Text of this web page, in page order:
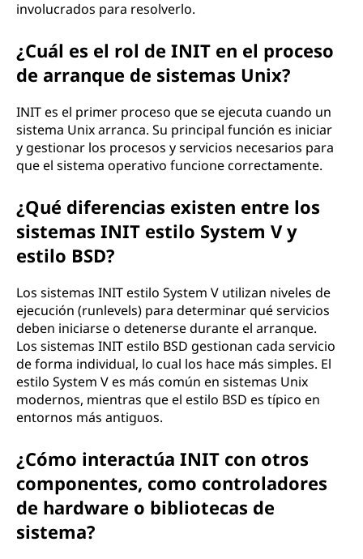
involucrados para resolverlo.
¿Cuál es el rol de INIT en el proceso
de arranque de sistemas Unix?
INIT es el primer proceso que se ejecuta cuando un
sistema Unix arranca. Su principal función es iniciar
y gestionar los procesos y servicios necesarios para
que el sistema operativo funcione correctamente.
¿Qué diferencias existen entre los
sistemas INIT estilo System V y
estilo BSD?
Los sistemas INIT estilo System V utilizan niveles de
ejecución (runlevels) para determinar qué servicios
deben iniciarse o detenerse durante el arranque.
Los sistemas INIT estilo BSD gestionan cada servicio
de forma individual, lo cual los hace más simples. El
estilo System V es más común en sistemas Unix
modernos, mientras que el estilo BSD es típico en
entornos más antiguos.
¿Cómo interactúa INIT con otros
componentes, como controladores
de hardware o bibliotecas de
sistema?